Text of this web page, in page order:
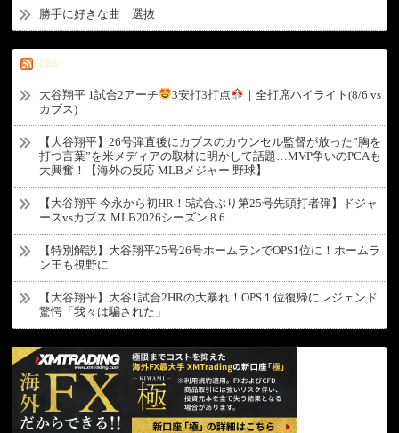
勝手に好きな曲 選抜
RSS
大谷翔平 1試合2アーチ 3安打3打点
｜全打席ハイライト(8/6 vs
カブス)
【大谷翔平】26号弾直後にカブスのカウンセル監督が放った”胸を
打つ言葉”を米メディアの取材に明かして話題…MVP争いのPCAも
大興奮！【海外の反応 MLBメジャー 野球】
【大谷翔平 今永から初HR！5試合ぶり第25号先頭打者弾】ドジャ
ースvsカブス MLB2026シーズン 8.6
【特別解説】大谷翔平25号26号ホームランでOPS1位に！ホームラ
ン王も視野に
【大谷翔平】大谷1試合2HRの大暴れ！OPS１位復帰にレジェンド
驚愕「我々は騙された」